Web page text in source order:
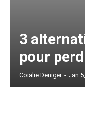
3
pour
Coralie Deniger - Jan